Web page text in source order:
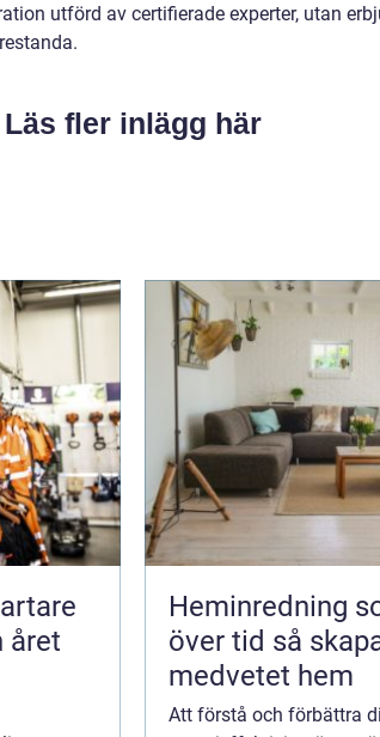
utförd av certifierade experter, utan
Läs fler inlägg här
året
Heminredning
över tid så skapar du ett
medvetet hem
Att förstå och förbättra